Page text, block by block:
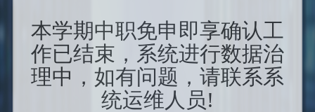
本学期中职免申即享确认工
作已结束，系统进行数据治
理中，如有问题，请联系系
统运维人员!